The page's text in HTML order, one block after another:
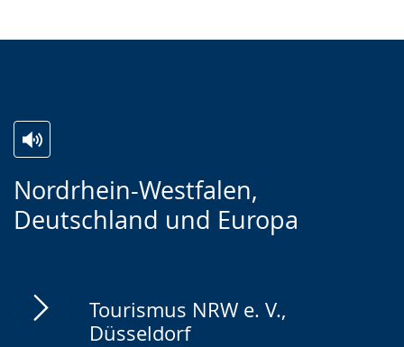
Nordrhein-Westfalen,
Deutschland und Europa
Leichten
Sprache
Audio-
Unterstützung.
Video
in
wird
angezeigt.
Tourismus NRW e. V.,
Düsseldorf